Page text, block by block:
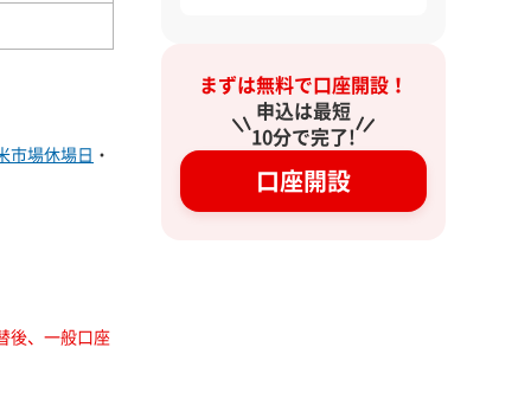
市場休場日 ・
後、一般口座
まずは無料で口座開設！
申込は最短
10分で完了!
口座開設